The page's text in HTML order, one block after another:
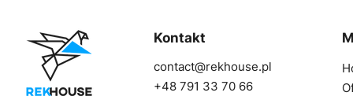
Kontakt
contact@rekhouse.pl
+48 791 33 70 66